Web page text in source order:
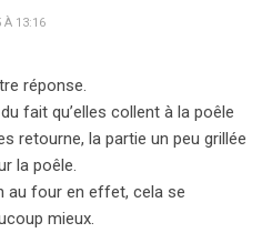
À 13:16
réponse.
fait qu’elles collent à la poêle
retourne, la partie un peu grillée
la poêle.
au four en effet, cela se
mieux.